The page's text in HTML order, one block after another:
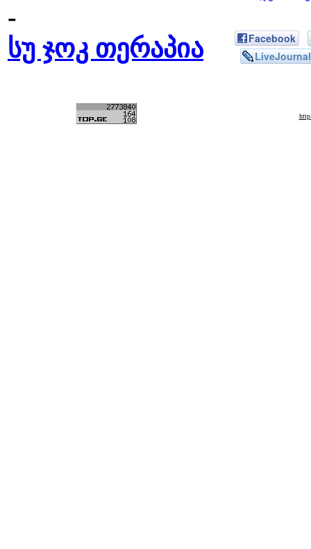
-
სუ ჯოკ თერაპია
Facebook
LiveJournal